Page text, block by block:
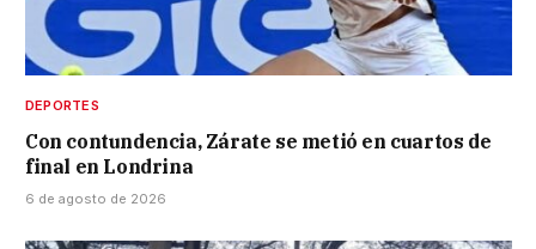
DEPORTES
Con contundencia, Zárate se metió en cuartos de
final en Londrina
6 de agosto de 2026